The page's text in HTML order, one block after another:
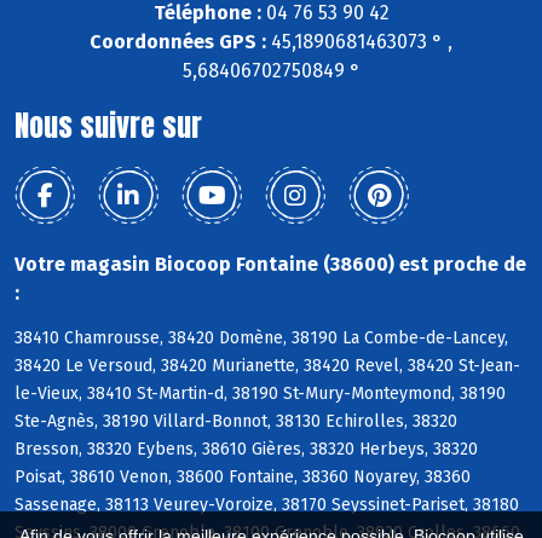
Téléphone :04 76 53 90 42
Coordonnées GPS : 45,1890681463073 ° ,
5,68406702750849 °
Nous suivre sur
Votre magasin Biocoop Fontaine (38600) est proche de
:
38410 Chamrousse, 38420 Domène, 38190 La Combe-de-Lancey,
38420 Le Versoud, 38420 Murianette, 38420 Revel, 38420 St-Jean-
le-Vieux, 38410 St-Martin-d, 38190 St-Mury-Monteymond, 38190
Ste-Agnès, 38190 Villard-Bonnot, 38130 Echirolles, 38320
Bresson, 38320 Eybens, 38610 Gières, 38320 Herbeys, 38320
Poisat, 38610 Venon, 38600 Fontaine, 38360 Noyarey, 38360
Sassenage, 38113 Veurey-Voroize, 38170 Seyssinet-Pariset, 38180
Seyssins, 38000 Grenoble, 38100 Grenoble, 38920 Crolles, 38660